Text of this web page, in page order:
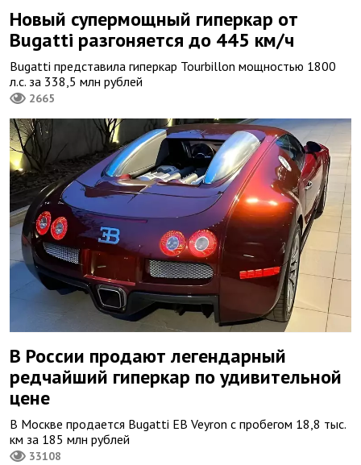
Новый супермощный гиперкар от
Bugatti разгоняется до 445 км/ч
Bugatti представила гиперкар Tourbillon мощностью 1800
л.с. за 338,5 млн рублей
2665
В России продают легендарный
редчайший гиперкар по удивительной
цене
В Москве продается Bugatti EB Veyron с пробегом 18,8 тыс.
км за 185 млн рублей
33108